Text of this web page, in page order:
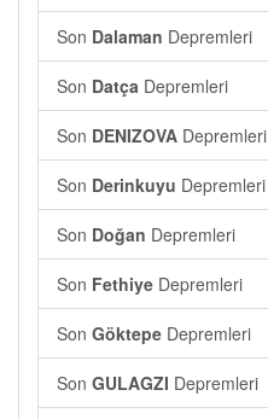
Son Dalaman Depremleri
Son Datça Depremleri
Son DENIZOVA Depremleri
Son Derinkuyu Depremleri
Son Doğan Depremleri
Son Fethiye Depremleri
Son Göktepe Depremleri
Son GULAGZI Depremleri